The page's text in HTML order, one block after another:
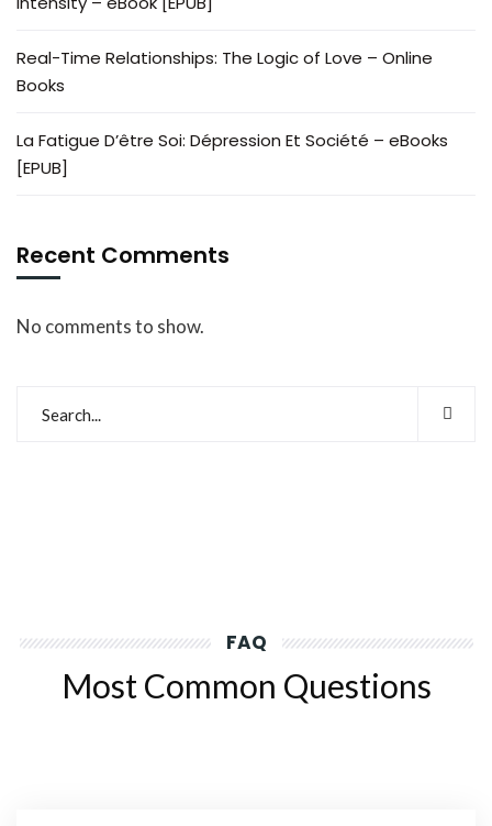
Real-Time Relationships: The Logic of Love – Online
Books
La Fatigue D’être Soi: Dépression Et Société – eBooks
[EPUB]
Recent Comments
No comments to show.
FAQ
Most Common Questions